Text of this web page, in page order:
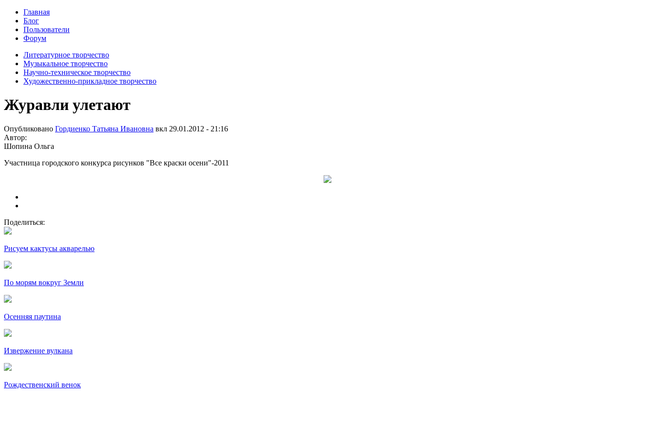
Главная
Блог
Пользователи
Форум
Литературное творчество
Музыкальное творчество
Научно-техническое творчество
Художественно-прикладное творчество
Журавли улетают
Опубликовано Гордиенко Татьяна Ивановна вкл 29.01.2012 - 21:16
Автор:
Шопина Ольга
Участница городского конкурса рисунков "Все краски осени"-2011
Поделиться:
Рисуем кактусы акварелью
По морям вокруг Земли
Осенняя паутина
Извержение вулкана
Рождественский венок